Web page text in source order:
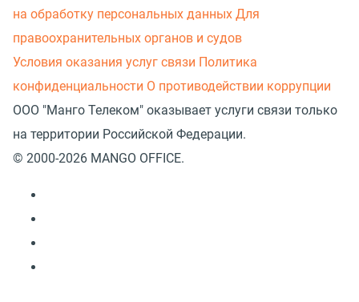
на обработку персональных данных Для
правоохранительных органов и судов
Условия оказания услуг связи Политика
конфиденциальности О противодействии коррупции
ООО "Манго Телеком" оказывает услуги связи только
на территории Российской Федерации.
© 2000-2026 MANGO OFFICE.